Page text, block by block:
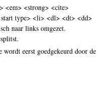
<em> <strong> <cite>
type> <li> <dl> <dt> <dd>
naar links omgezet.
wordt eerst goedgekeurd door de